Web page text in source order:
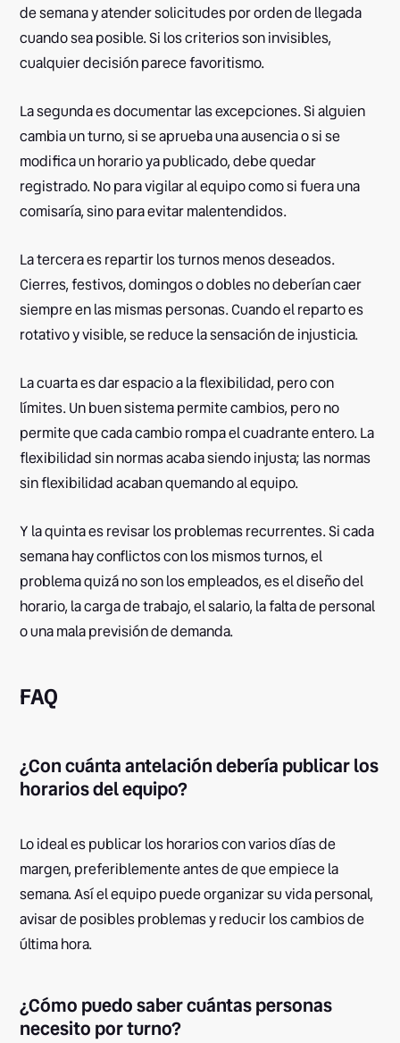
de semana y atender solicitudes por orden de llegada
cuando sea posible. Si los criterios son invisibles,
cualquier decisión parece favoritismo.
La segunda es documentar las excepciones. Si alguien
cambia un turno, si se aprueba una ausencia o si se
modifica un horario ya publicado, debe quedar
registrado. No para vigilar al equipo como si fuera una
comisaría, sino para evitar malentendidos.
La tercera es repartir los turnos menos deseados.
Cierres, festivos, domingos o dobles no deberían caer
siempre en las mismas personas. Cuando el reparto es
rotativo y visible, se reduce la sensación de injusticia.
La cuarta es dar espacio a la flexibilidad, pero con
límites. Un buen sistema permite cambios, pero no
permite que cada cambio rompa el cuadrante entero. La
flexibilidad sin normas acaba siendo injusta; las normas
sin flexibilidad acaban quemando al equipo.
Y la quinta es revisar los problemas recurrentes. Si cada
semana hay conflictos con los mismos turnos, el
problema quizá no son los empleados, es el diseño del
horario, la carga de trabajo, el salario, la falta de personal
o una mala previsión de demanda.
FAQ
¿Con cuánta antelación debería publicar los
horarios del equipo?
Lo ideal es publicar los horarios con varios días de
margen, preferiblemente antes de que empiece la
semana. Así el equipo puede organizar su vida personal,
avisar de posibles problemas y reducir los cambios de
última hora.
¿Cómo puedo saber cuántas personas
necesito por turno?